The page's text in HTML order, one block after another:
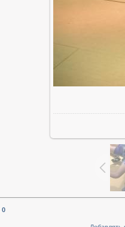
0